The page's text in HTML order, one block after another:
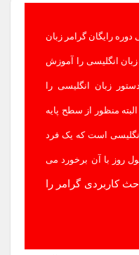
ویدئوهای ۱۴ قسمتی دوره رایگان گرامر زبان
زبان انگلیسی را آموزش
زبان انگلیسی را
منظور از سطح پایه
است که یک فرد
روز با آن برخورد می
کاربردی گرامر را